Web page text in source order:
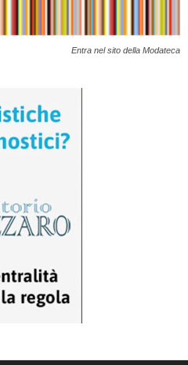
Entra nel sito della Modateca